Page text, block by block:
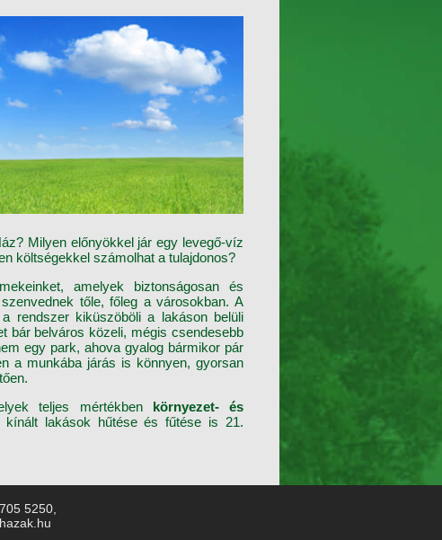
Milyen előnyökkel jár egy levegő-víz
költségekkel számolhat a tulajdonos?
amelyek biztonságosan és
tőle, főleg a városokban. A
rendszer kiküszöböli a lakáson belüli
bár belváros közeli, mégis csendesebb
egy park, ahova gyalog bármikor pár
a munkába járás is könnyen, gyorsan
teljes mértékben környezet- és
kínált lakások hűtése és fűtése is 21.
5250,